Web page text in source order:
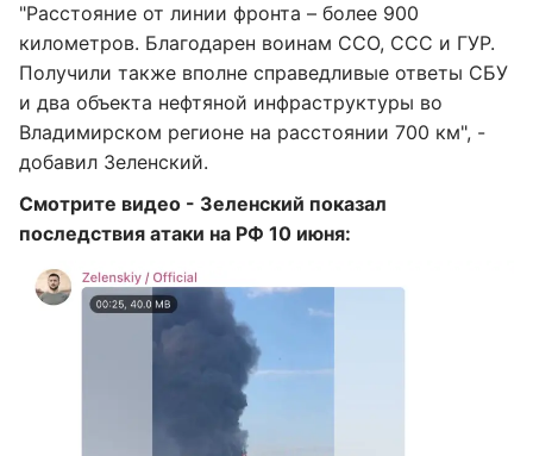
"Расстояние от линии фронта – более 900
километров. Благодарен воинам ССО, ССС и ГУР.
Получили также вполне справедливые ответы СБУ
и два объекта нефтяной инфраструктуры во
Владимирском регионе на расстоянии 700 км", -
добавил Зеленский.
Смотрите видео - Зеленский показал
последствия атаки на РФ 10 июня: